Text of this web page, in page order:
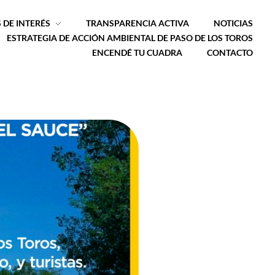
DE INTERÉS TRANSPARENCIA ACTIVA
NOTICIAS
ESTRATEGIA DE ACCIÓN AMBIENTAL DE PASO DE LOS TOROS
ENCENDÉ TU CUADRA
CONTACTO